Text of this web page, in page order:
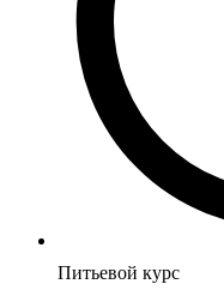
Питьевой курс